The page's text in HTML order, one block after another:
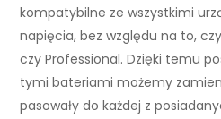
kompatybilne ze wszystkimi
napięcia, bez względu na to,
czy Professional. Dzięki temu
tymi bateriami możemy
pasowały do każdej z